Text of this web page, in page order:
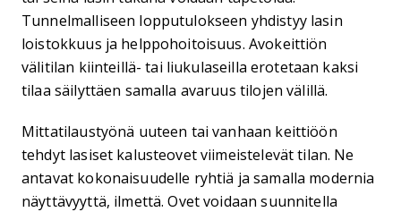
Tunnelmalliseen lopputulokseen yhdistyy lasin
loistokkuus ja helppohoitoisuus. Avokeittiön
välitilan kiinteillä- tai liukulaseilla erotetaan kaksi
tilaa säilyttäen samalla avaruus tilojen välillä.
Mittatilaustyönä uuteen tai vanhaan keittiöön
tehdyt lasiset kalusteovet viimeistelevät tilan. Ne
antavat kokonaisuudelle ryhtiä ja samalla modernia
näyttävyyttä, ilmettä. Ovet voidaan suunnitella